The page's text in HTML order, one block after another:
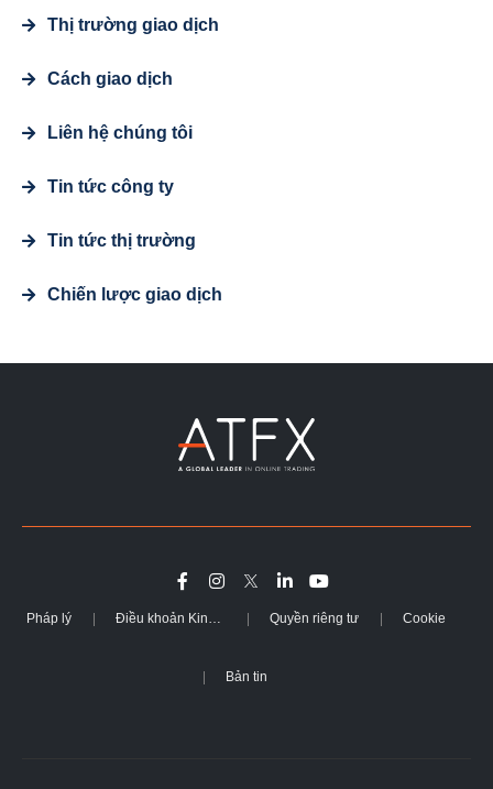
Thị trường giao dịch
Cách giao dịch
Liên hệ chúng tôi
Tin tức công ty
Tin tức thị trường
Chiến lược giao dịch
Pháp lý Điều khoản Kinh doanh Quyền riêng tư Cookie
Bản tin